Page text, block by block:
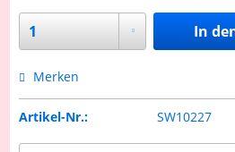
In
Merken
Artikel-Nr.: SW10227